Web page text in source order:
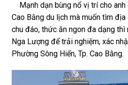
Mạnh dạn bùng nổ vị trí cho anh
Cao Bằng du lịch mà muốn tìm
chu đáo, thức ăn ngon đa dạng thì
Nga Lượng để trải nghiệm, xác
Phường Sông Hiển, Tp. Cao Bằng.